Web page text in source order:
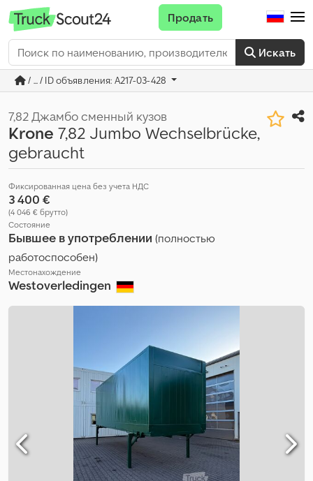
Искать
Продать
/ ... / ID объявления: A217-03-428
7,82 Джамбо сменный кузов
Krone 7,82 Jumbo Wechselbrücke,
gebraucht
Фиксированная цена без учета НДС
3 400 €
(4 046 € брутто)
Состояние
Бывшее в употреблении (полностью
работоспособен)
Местонахождение
Westoverledingen